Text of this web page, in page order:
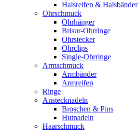
Halsreifen & Halsbänder
Ohrschmuck
Ohrhänger
Brisur-Ohrringe
Ohrstecker
Ohrclips
Single-Ohrringe
Armschmuck
Armbänder
Armreifen
Ringe
Anstecknadeln
Broschen & Pins
Hutnadeln
Haarschmuck